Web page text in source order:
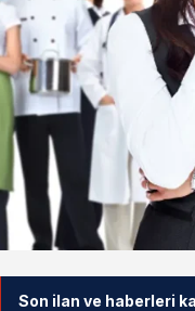
Son ilan ve haberleri